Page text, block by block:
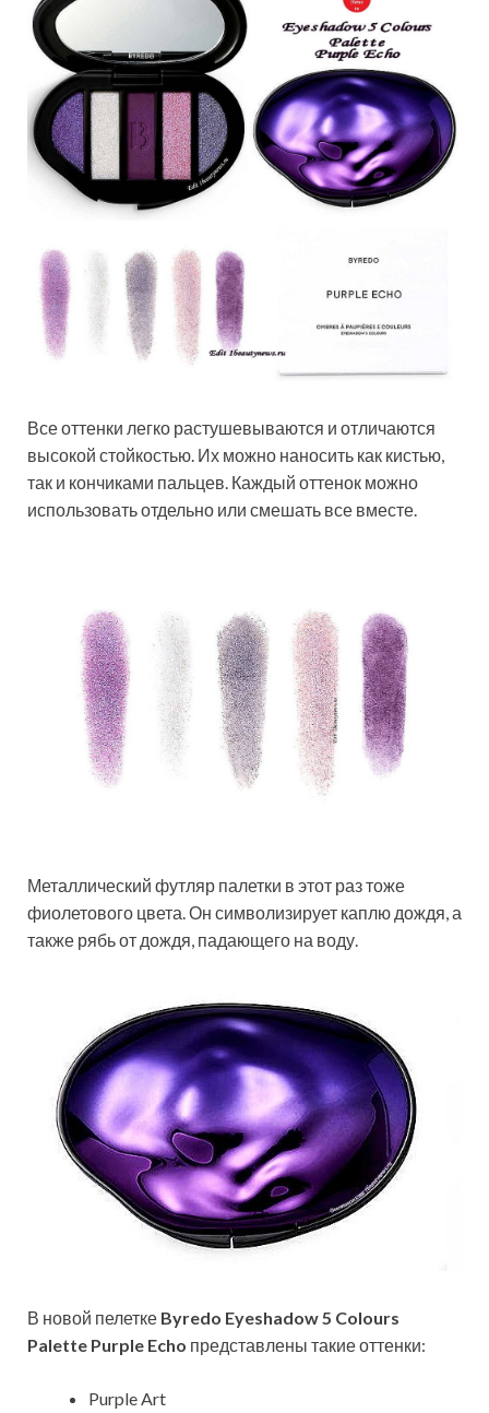
Все оттенки легко растушевываются и отличаются
высокой стойкостью. Их можно наносить как кистью,
так и кончиками пальцев. Каждый оттенок можно
использовать отдельно или смешать все вместе.
Металлический футляр палетки в этот раз тоже
фиолетового цвета. Он символизирует каплю дождя, а
также рябь от дождя, падающего на воду.
В новой пелетке Byredo Eyeshadow 5 Colours
Palette Purple Echo представлены такие оттенки:
Purple Art